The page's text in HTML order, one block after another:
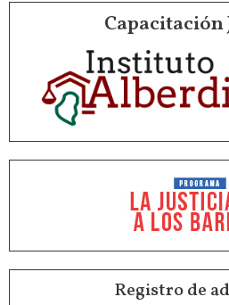
Capacitación
Registro de